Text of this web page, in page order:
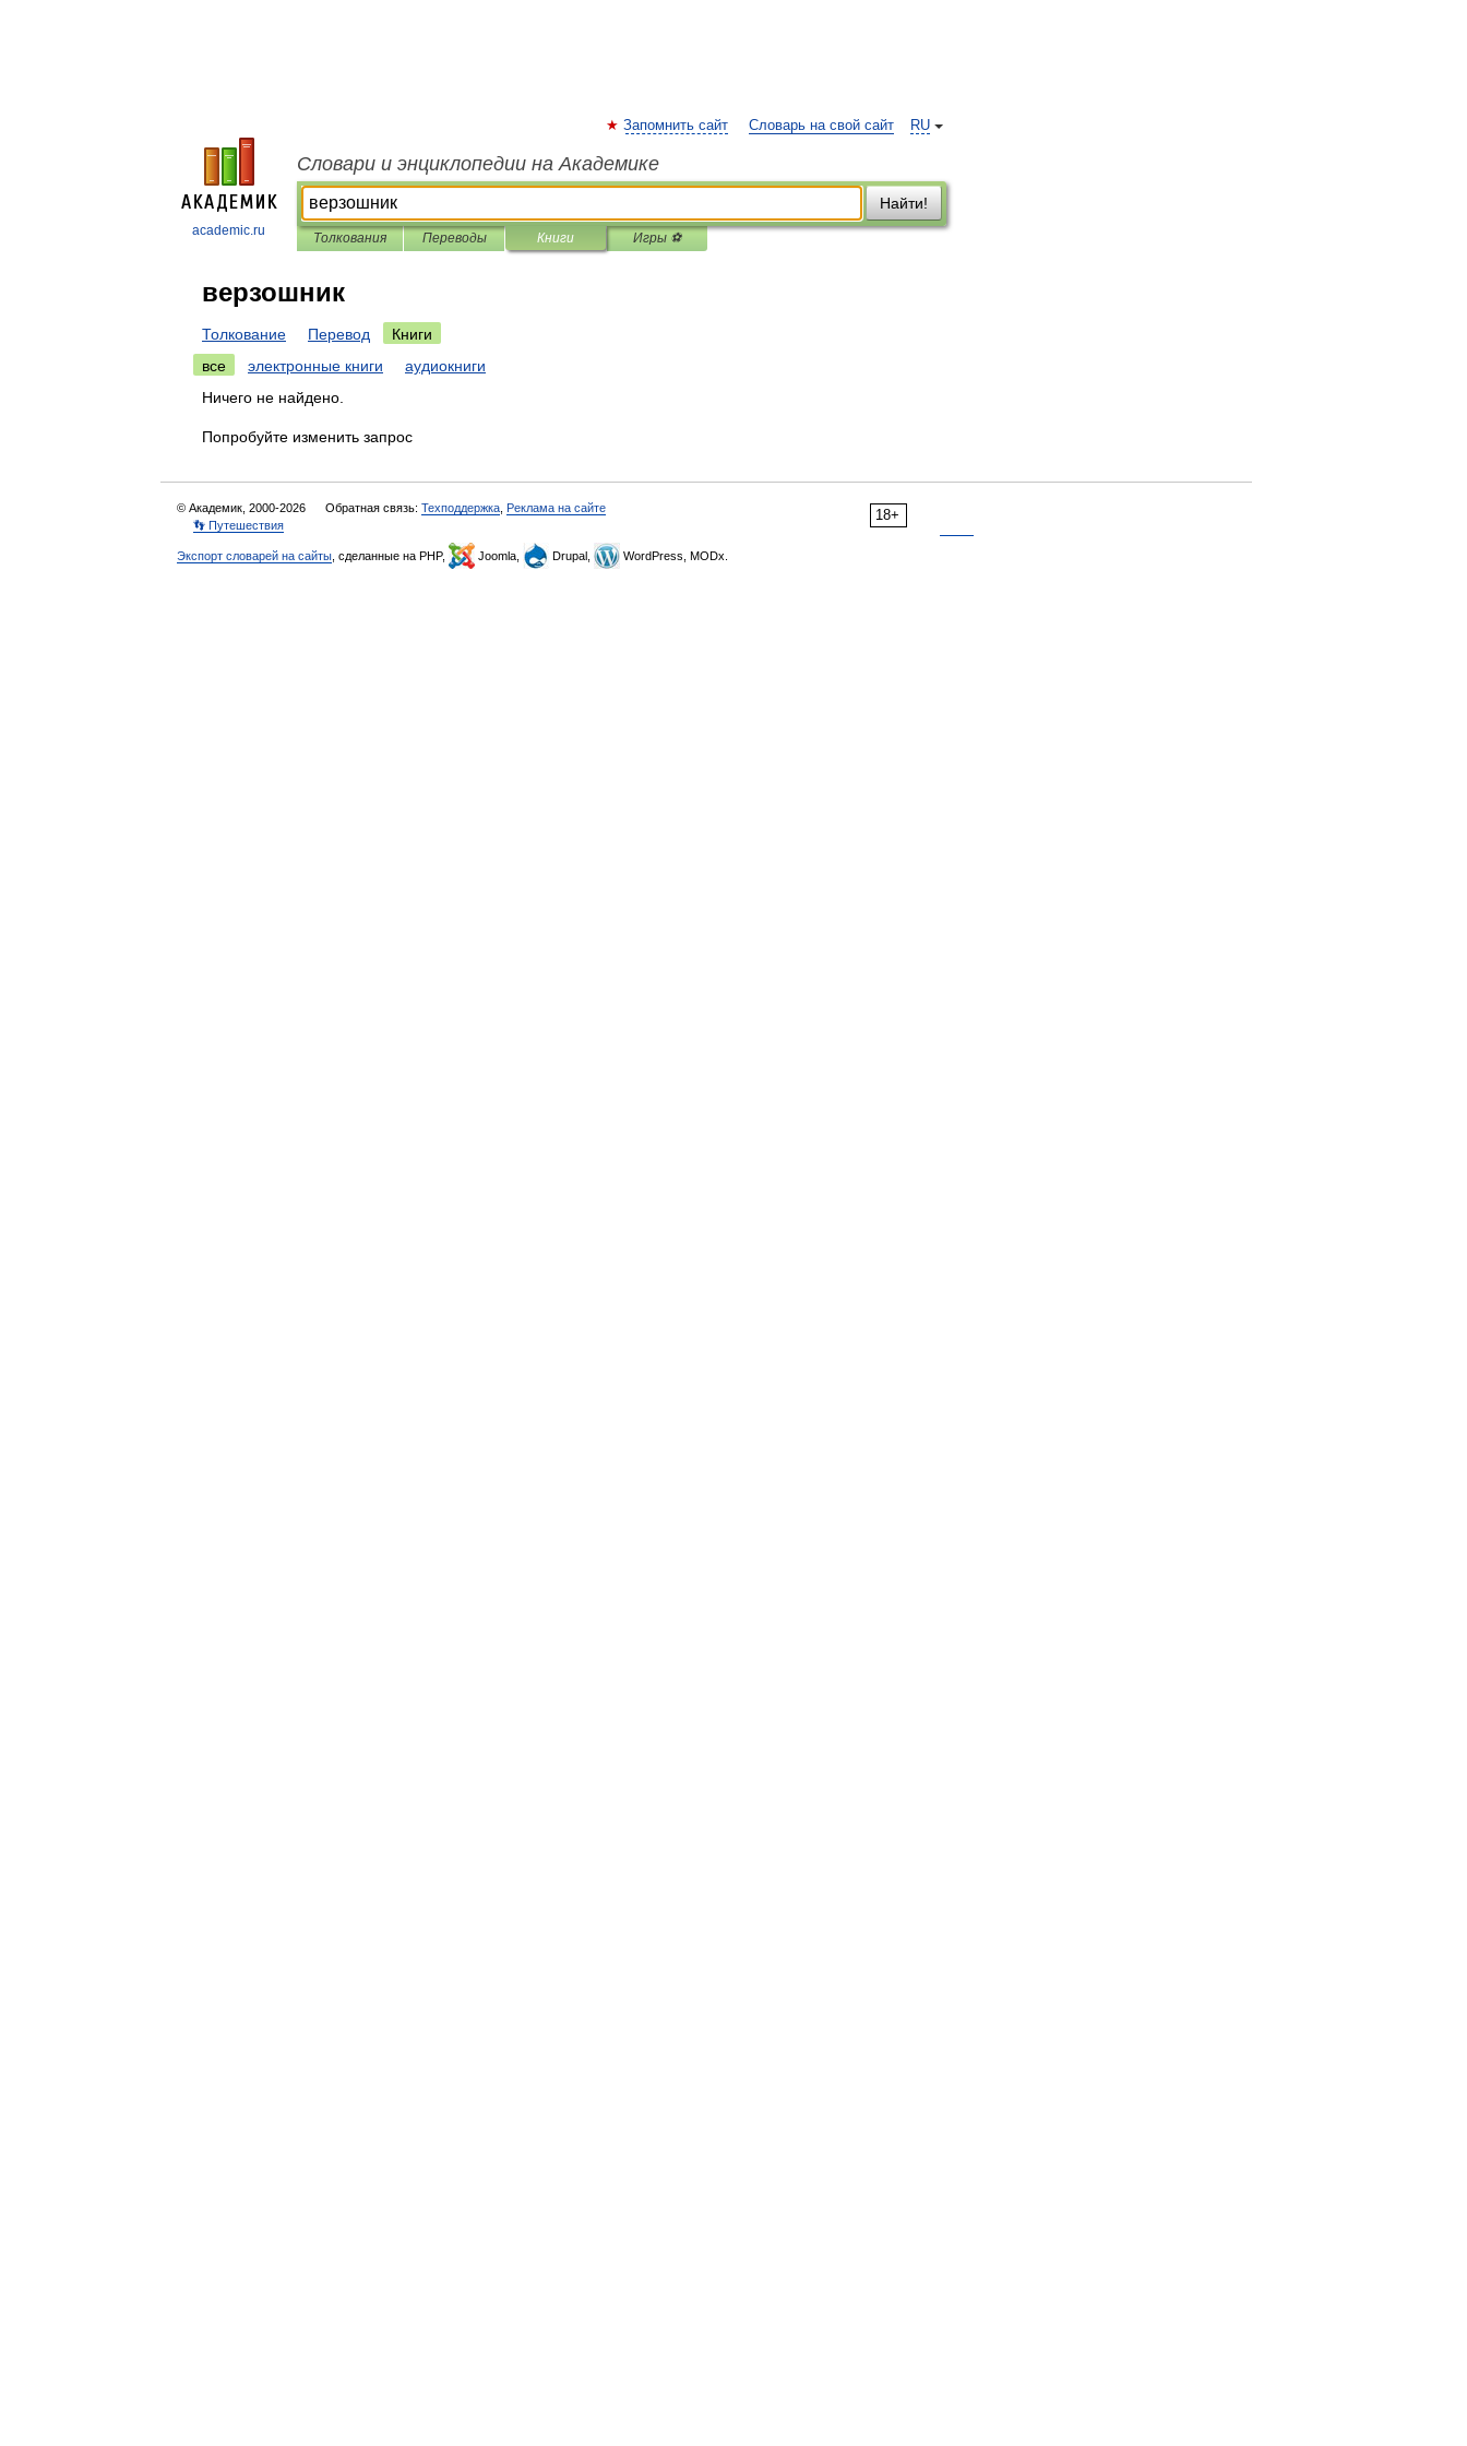
academic.ru
RU
Запомнить сайт Словарь на свой сайт
Словари и энциклопедии на Академике
Найти!
Толкования Переводы Книги Игры ⚽
верзошник
Толкование Перевод
Книги
все
электронные книги
аудиокниги
Ничего не найдено.
Попробуйте изменить запрос
18+
© Академик, 2000-2026 Обратная связь: Техподдержка Реклама на сайте
👣 Путешествия
Экспорт словарей на сайты , сделанные на PHP, Joomla, Drupal, WordPress, MODx.